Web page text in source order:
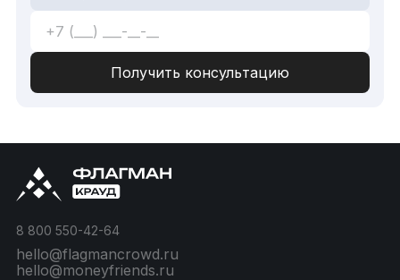
8 800 550-42-64
hello@flagmancrowd.ru
hello@moneyfriends.ru